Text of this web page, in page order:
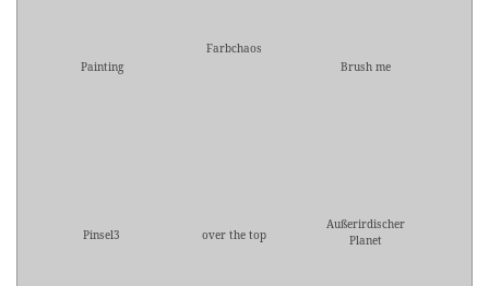
Painting
Farbchaos
Brush me
Pinsel3 over the top
Außerirdischer
Planet